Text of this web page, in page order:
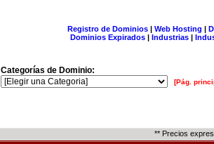
Registro de Dominios| Web Hosting |
Dominios Expirados | Industrias |
Categorías de Dominio:
[Pág.
** Precios